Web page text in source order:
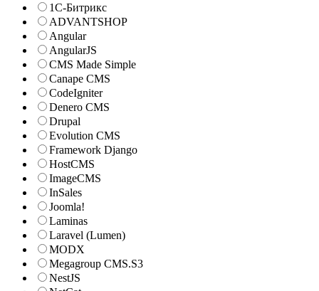
1С-Битрикс
ADVANTSHOP
Angular
AngularJS
CMS Made Simple
Canape CMS
CodeIgniter
Denero CMS
Drupal
Evolution CMS
Framework Django
HostCMS
ImageCMS
InSales
Joomla!
Laminas
Laravel (Lumen)
MODX
Megagroup CMS.S3
NestJS